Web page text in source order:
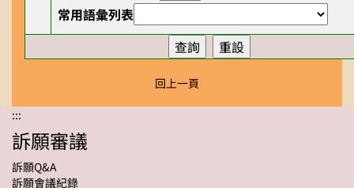
常用語彙列表
回上一頁
:::
訴願審議
訴願Q&A
訴願會議紀錄